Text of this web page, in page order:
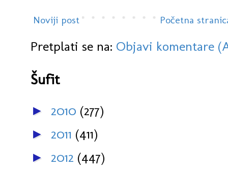
Noviji post Početna
Pretplati se na: Objavi komentare
Šufit
► 2010 (277)
► 2011 (411)
► 2012 (447)